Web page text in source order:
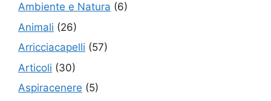
Ambiente e Natura (6)
Animali (26)
Arricciacapelli (57)
Articoli (30)
Aspiracenere (5)